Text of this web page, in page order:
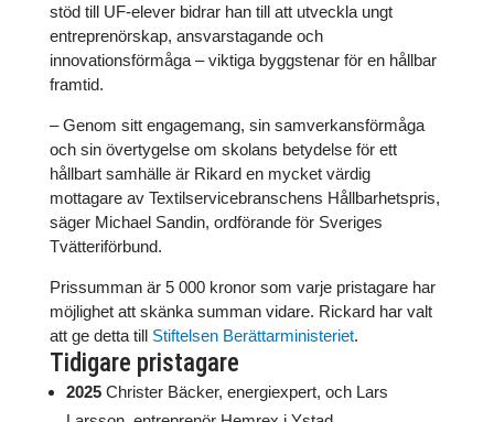
stöd till UF-elever bidrar han till att utveckla ungt
entreprenörskap, ansvarstagande och
innovationsförmåga – viktiga byggstenar för en hållbar
framtid.
– Genom sitt engagemang, sin samverkansförmåga
och sin övertygelse om skolans betydelse för ett
hållbart samhälle är Rikard en mycket värdig
mottagare av Textilservicebranschens Hållbarhetspris,
säger Michael Sandin, ordförande för Sveriges
Tvätteriförbund.
Prissumman är 5 000 kronor som varje pristagare har
möjlighet att skänka summan vidare. Rickard har valt
att ge detta till Stiftelsen Berättarministeriet.
Tidigare pristagare
2025Christer Bäcker, energiexpert, och Lars